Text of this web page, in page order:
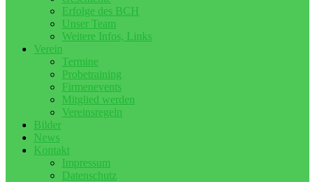
Erfolge des BCH
Unser Team
Weitere Infos, Links
Verein
Termine
Probetraining
Firmenevents
Mitglied werden
Vereinsregeln
Bilder
News
Kontakt
Impressum
Datenschutz